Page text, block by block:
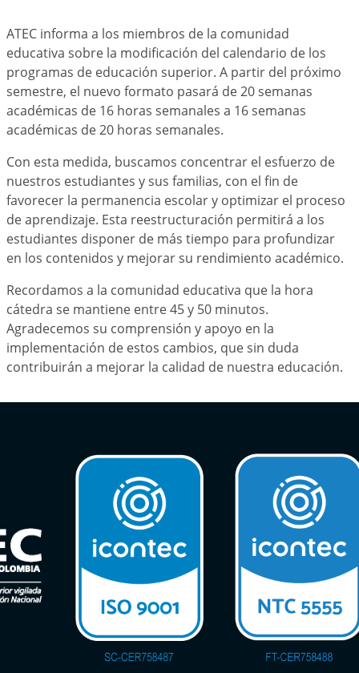
ATEC informa a los miembros de la comunidad
educativa sobre la modificación del calendario de los
programas de educación superior. A partir del próximo
semestre, el nuevo formato pasará de 20 semanas
académicas de 16 horas semanales a 16 semanas
académicas de 20 horas semanales.
Con esta medida, buscamos concentrar el esfuerzo de
nuestros estudiantes y sus familias, con el fin de
favorecer la permanencia escolar y optimizar el proceso
de aprendizaje. Esta reestructuración permitirá a los
estudiantes disponer de más tiempo para profundizar
en los contenidos y mejorar su rendimiento académico.
Recordamos a la comunidad educativa que la hora
cátedra se mantiene entre 45 y 50 minutos.
Agradecemos su comprensión y apoyo en la
implementación de estos cambios, que sin duda
contribuirán a mejorar la calidad de nuestra educación.